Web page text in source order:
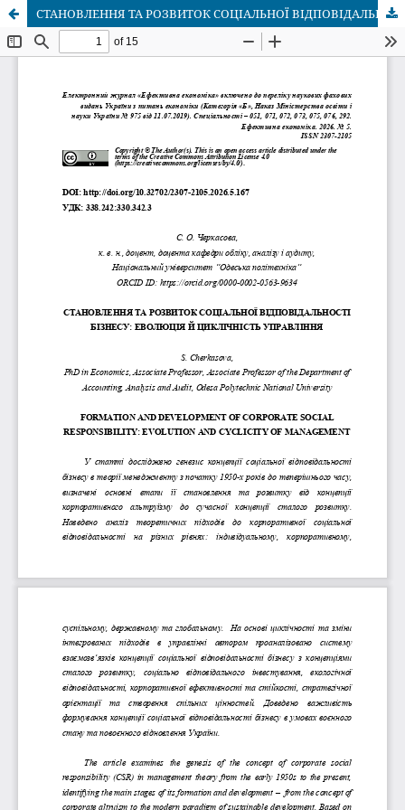
СТАНОВЛЕННЯ ТА РОЗВИТОК СОЦІАЛЬНОЇ ВІДПОВІДАЛЬНОСТІ БІЗНЕСУ: ЕВОЛЮЦІЯ Й ЦИКЛІЧНІСТЬ УПРАВЛІННЯ